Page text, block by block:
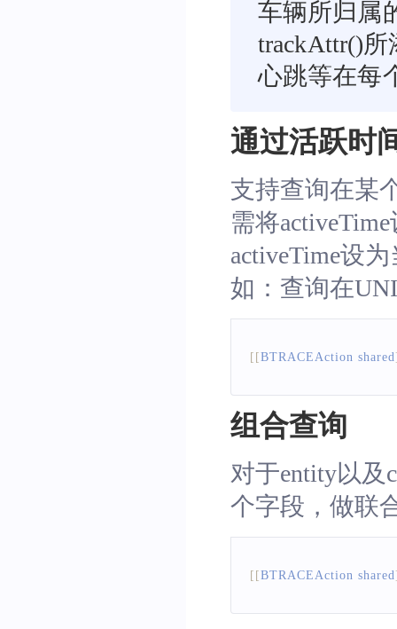
车辆所归属
trackAttr()
心跳等在每
通过活跃时
支持查询在某
需将
activeTime设
如：查询在
[ [BTRACEAction shared
组合查询
对于entity以及
个字段，做联
[ [BTRACEAction shared